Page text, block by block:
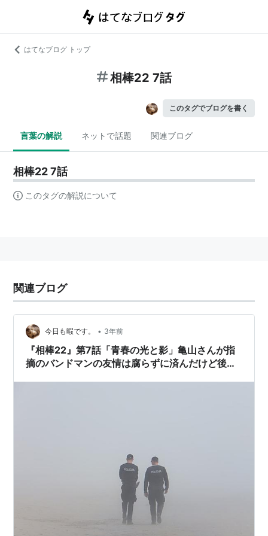
はてなブログ トップ
相棒22 7話
このタグでブログを書く
言葉の解説 ネットで話題 関連ブログ
相棒22 7話
このタグの解説について
関連ブログ
今日も暇です。 • 3年前
『相棒22』第7話「青春の光と影」亀山さんが指
摘のバンドマンの友情は腐らずに済んだけど後味